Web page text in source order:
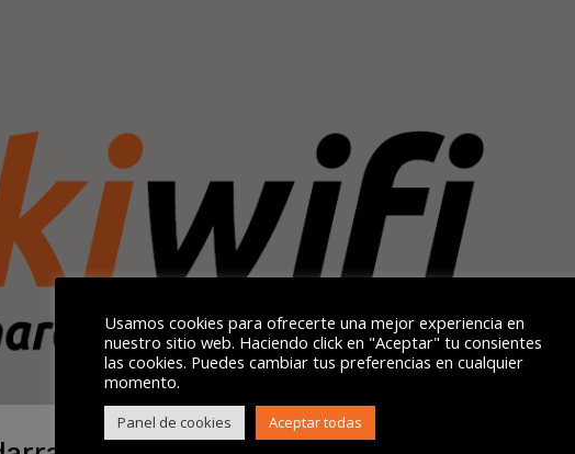
Usamos cookies para ofrecerte una mejor experiencia en
nuestro sitio web. Haciendo click en "Aceptar" tu consientes
las cookies. Puedes cambiar tus preferencias en cualquier
momento.
Panel de cookies Aceptar todas